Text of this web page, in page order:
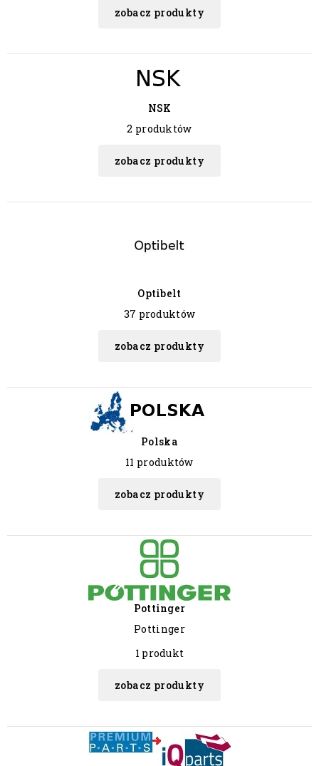
zobacz produkty
NSK
2 produktów
zobacz produkty
Optibelt
37 produktów
zobacz produkty
Polska
11 produktów
zobacz produkty
Pottinger
Pottinger
1 produkt
zobacz produkty